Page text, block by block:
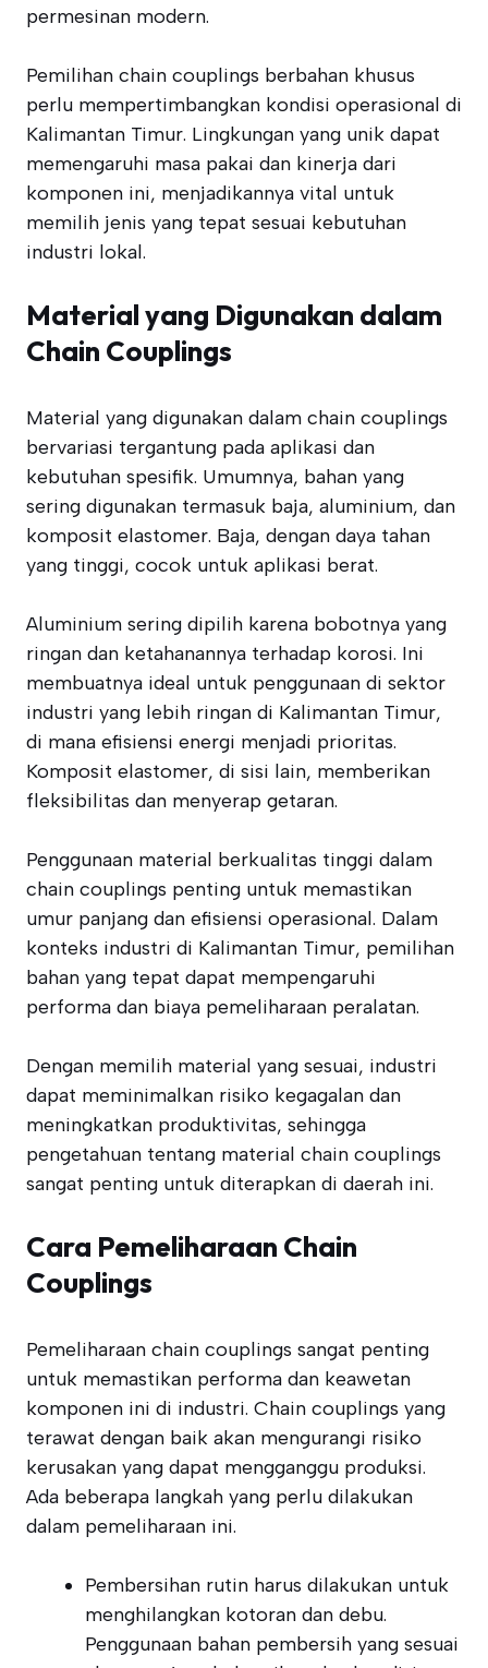
permesinan modern.
Pemilihan chain couplings berbahan khusus
perlu mempertimbangkan kondisi operasional di
Kalimantan Timur. Lingkungan yang unik dapat
memengaruhi masa pakai dan kinerja dari
komponen ini, menjadikannya vital untuk
memilih jenis yang tepat sesuai kebutuhan
industri lokal.
Material yang Digunakan dalam
Chain Couplings
Material yang digunakan dalam chain couplings
bervariasi tergantung pada aplikasi dan
kebutuhan spesifik. Umumnya, bahan yang
sering digunakan termasuk baja, aluminium, dan
komposit elastomer. Baja, dengan daya tahan
yang tinggi, cocok untuk aplikasi berat.
Aluminium sering dipilih karena bobotnya yang
ringan dan ketahanannya terhadap korosi. Ini
membuatnya ideal untuk penggunaan di sektor
industri yang lebih ringan di Kalimantan Timur,
di mana efisiensi energi menjadi prioritas.
Komposit elastomer, di sisi lain, memberikan
fleksibilitas dan menyerap getaran.
Penggunaan material berkualitas tinggi dalam
chain couplings penting untuk memastikan
umur panjang dan efisiensi operasional. Dalam
konteks industri di Kalimantan Timur, pemilihan
bahan yang tepat dapat mempengaruhi
performa dan biaya pemeliharaan peralatan.
Dengan memilih material yang sesuai, industri
dapat meminimalkan risiko kegagalan dan
meningkatkan produktivitas, sehingga
pengetahuan tentang material chain couplings
sangat penting untuk diterapkan di daerah ini.
Cara Pemeliharaan Chain
Couplings
Pemeliharaan chain couplings sangat penting
untuk memastikan performa dan keawetan
komponen ini di industri. Chain couplings yang
terawat dengan baik akan mengurangi risiko
kerusakan yang dapat mengganggu produksi.
Ada beberapa langkah yang perlu dilakukan
dalam pemeliharaan ini.
Pembersihan rutin harus dilakukan untuk
menghilangkan kotoran dan debu.
Penggunaan bahan pembersih yang sesuai